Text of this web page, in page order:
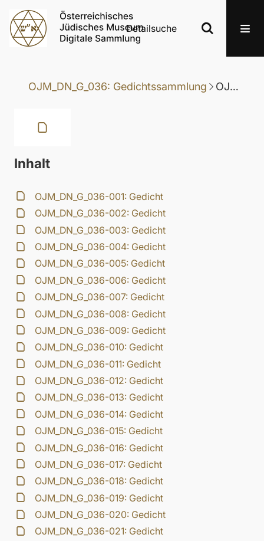
Detailsuche
OJM_DN_G_036: Gedichtssammlung OJM_DN_G_036-039: Gedicht
Inhalt
OJM_DN_G_036-001: Gedicht
OJM_DN_G_036-002: Gedicht
OJM_DN_G_036-003: Gedicht
OJM_DN_G_036-004: Gedicht
OJM_DN_G_036-005: Gedicht
OJM_DN_G_036-006: Gedicht
OJM_DN_G_036-007: Gedicht
OJM_DN_G_036-008: Gedicht
OJM_DN_G_036-009: Gedicht
OJM_DN_G_036-010: Gedicht
OJM_DN_G_036-011: Gedicht
OJM_DN_G_036-012: Gedicht
OJM_DN_G_036-013: Gedicht
OJM_DN_G_036-014: Gedicht
OJM_DN_G_036-015: Gedicht
OJM_DN_G_036-016: Gedicht
OJM_DN_G_036-017: Gedicht
OJM_DN_G_036-018: Gedicht
OJM_DN_G_036-019: Gedicht
OJM_DN_G_036-020: Gedicht
OJM_DN_G_036-021: Gedicht